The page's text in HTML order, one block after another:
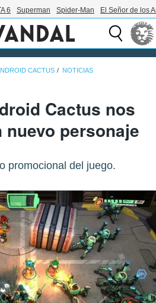
6 Superman Spider-Man El Señor de los
CACTUS NOTICIAS
Cactus nos
nuevo personaje
promocional del juego.